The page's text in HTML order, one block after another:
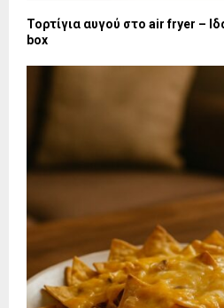
Τορτίγια αυγού στο air fryer –
box